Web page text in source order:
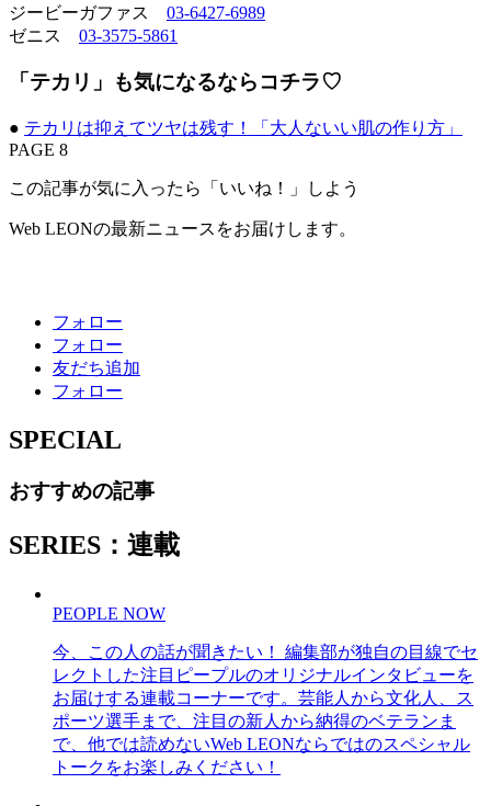
ジービーガファス 03-6427-6989
ゼニス 03-3575-5861
「テカリ」も気になるならコチラ♡
● テカリは抑えてツヤは残す！「大人ないい肌の作り方」
PAGE 8
この記事が気に入ったら「いいね！」しよう
Web LEONの最新ニュースをお届けします。
フォロー
フォロー
友だち追加
フォロー
SPECIAL
おすすめの記事
SERIES：連載
PEOPLE NOW
今、この人の話が聞きたい！ 編集部が独自の目線でセ
レクトした注目ピープルのオリジナルインタビューを
お届けする連載コーナーです。芸能人から文化人、ス
ポーツ選手まで、注目の新人から納得のベテランま
で、他では読めないWeb LEONならではのスペシャル
トークをお楽しみください！